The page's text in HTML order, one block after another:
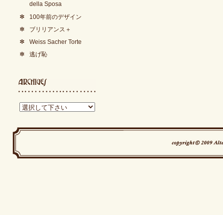
della Sposa
100年前のデザイン
ブリリアンス＋
Weiss Sacher Torte
逃げ恥